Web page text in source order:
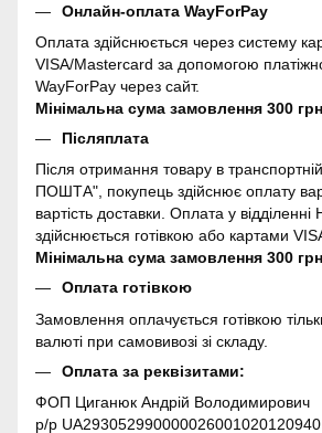
Онлайн-оплата WayForPay
Оплата здійснюється через систему
VISA/Mastercard за допомогою
WayForPay через сайт.
Мінімальна сума замовлення 300 грн
Післяплата
Після отримання товару в
ПОШТА", покупець здійснює оплату
вартість доставки. Оплата у
здійснюється готівкою або картами
Мінімальна сума замовлення 300 грн
Оплата готівкою
Замовлення оплачується готівкою
валюті при самовивозі зі складу.
Оплата за реквізитами:
ФОП Циганюк Андрій Володимирович
р/р UA293052990000026001020120940